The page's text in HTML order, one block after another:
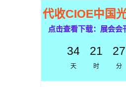
代收CIOE中国
点击查看下载：展会会
34
天
21
时
27
分